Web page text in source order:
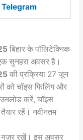
Telegram
बिहार के पॉलिटेक्निक
सुनहरा अवसर है।
की प्रक्रिया 27 जून
को चॉइस फिलिंग और
करें, चॉइस
रहें। नवीनतम
रखें। इस अवसर